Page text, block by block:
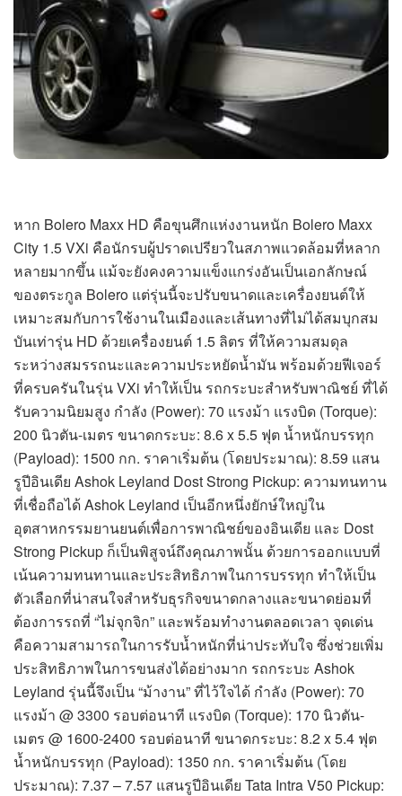
หาก Bolero Maxx HD คือขุนศึกแห่งงานหนัก Bolero Maxx
City 1.5 VXi คือนักรบผู้ปราดเปรียวในสภาพแวดล้อมที่หลาก
หลายมากขึ้น แม้จะยังคงความแข็งแกร่งอันเป็นเอกลักษณ์
ของตระกูล Bolero แต่รุ่นนี้จะปรับขนาดและเครื่องยนต์ให้
เหมาะสมกับการใช้งานในเมืองและเส้นทางที่ไม่ได้สมบุกสม
บันเท่ารุ่น HD ด้วยเครื่องยนต์ 1.5 ลิตร ที่ให้ความสมดุล
ระหว่างสมรรถนะและความประหยัดน้ำมัน พร้อมด้วยฟีเจอร์
ที่ครบครันในรุ่น VXi ทำให้เป็น รถกระบะสำหรับพาณิชย์ ที่ได้
รับความนิยมสูง กำลัง (Power): 70 แรงม้า แรงบิด (Torque):
200 นิวตัน-เมตร ขนาดกระบะ: 8.6 x 5.5 ฟุต น้ำหนักบรรทุก
(Payload): 1500 กก. ราคาเริ่มต้น (โดยประมาณ): 8.59 แสน
รูปีอินเดีย Ashok Leyland Dost Strong Pickup: ความทนทาน
ที่เชื่อถือได้ Ashok Leyland เป็นอีกหนึ่งยักษ์ใหญ่ใน
อุตสาหกรรมยานยนต์เพื่อการพาณิชย์ของอินเดีย และ Dost
Strong Pickup ก็เป็นพิสูจน์ถึงคุณภาพนั้น ด้วยการออกแบบที่
เน้นความทนทานและประสิทธิภาพในการบรรทุก ทำให้เป็น
ตัวเลือกที่น่าสนใจสำหรับธุรกิจขนาดกลางและขนาดย่อมที่
ต้องการรถที่ “ไม่จุกจิก” และพร้อมทำงานตลอดเวลา จุดเด่น
คือความสามารถในการรับน้ำหนักที่น่าประทับใจ ซึ่งช่วยเพิ่ม
ประสิทธิภาพในการขนส่งได้อย่างมาก รถกระบะ Ashok
Leyland รุ่นนี้จึงเป็น “ม้างาน” ที่ไว้ใจได้ กำลัง (Power): 70
แรงม้า @ 3300 รอบต่อนาที แรงบิด (Torque): 170 นิวตัน-
เมตร @ 1600-2400 รอบต่อนาที ขนาดกระบะ: 8.2 x 5.4 ฟุต
น้ำหนักบรรทุก (Payload): 1350 กก. ราคาเริ่มต้น (โดย
ประมาณ): 7.37 – 7.57 แสนรูปีอินเดีย Tata Intra V50 Pickup: